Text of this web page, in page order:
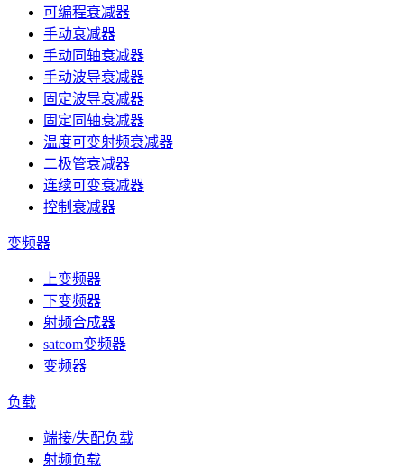
可编程衰减器
手动衰减器
手动同轴衰减器
手动波导衰减器
固定波导衰减器
固定同轴衰减器
温度可变射频衰减器
二极管衰减器
连续可变衰减器
控制衰减器
变频器
上变频器
下变频器
射频合成器
satcom变频器
变频器
负载
端接/失配负载
射频负载